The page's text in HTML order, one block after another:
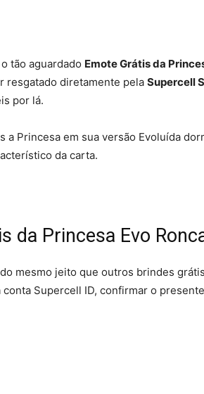
tão aguardado Emote Grátis da
resgatado diretamente pela Supercell
por lá.
a Princesa em sua versão Evoluída
da carta.
da Princesa Evo
mesmo jeito que outros brindes
conta Supercell ID, confirmar o